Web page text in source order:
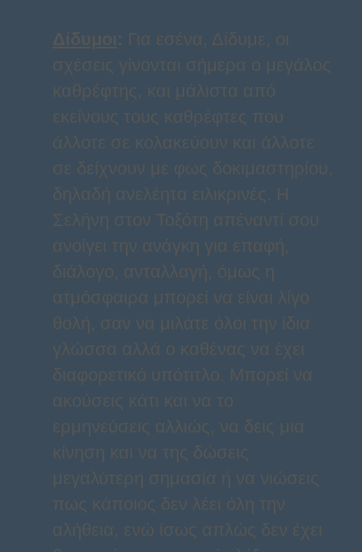
Δίδυμοι: Για εσένα, Δίδυμε, οι
σχέσεις γίνονται σήμερα ο μεγάλος
καθρέφτης, και μάλιστα από
εκείνους τους καθρέφτες που
άλλοτε σε κολακεύουν και άλλοτε
σε δείχνουν με φως δοκιμαστηρίου,
δηλαδή ανελέητα ειλικρινές. Η
Σελήνη στον Τοξότη απέναντί σου
ανοίγει την ανάγκη για επαφή,
διάλογο, ανταλλαγή, όμως η
ατμόσφαιρα μπορεί να είναι λίγο
θολή, σαν να μιλάτε όλοι την ίδια
γλώσσα αλλά ο καθένας να έχει
διαφορετικό υπότιτλο. Μπορεί να
ακούσεις κάτι και να το
ερμηνεύσεις αλλιώς, να δεις μια
κίνηση και να της δώσεις
μεγαλύτερη σημασία ή να νιώσεις
πως κάποιος δεν λέει όλη την
αλήθεια, ενώ ίσως απλώς δεν έχει